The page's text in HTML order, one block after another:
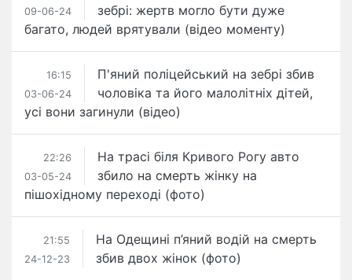
09-06-24
зебрі: жертв могло бути дуже
багато, людей врятували (відео моменту)
16:15
03-06-24
П'яний поліцейський на зебрі збив
чоловіка та його малолітніх дітей,
усі вони загинули (відео)
22:26
03-05-24
На трасі біля Кривого Рогу авто
збило на смерть жінку на
пішохідному переході (фото)
21:55
24-12-23
На Одещині п’яний водій на смерть
збив двох жінок (фото)